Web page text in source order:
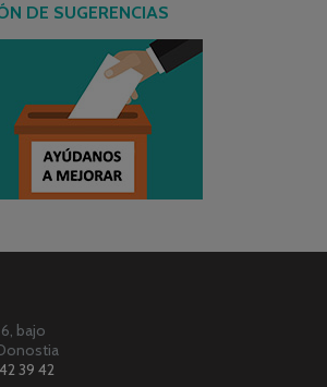
DE SUGERENCIAS
bajo
39 42